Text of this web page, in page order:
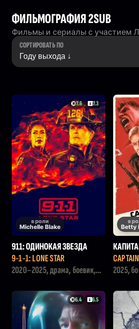
ФИЛЬМОГРАФИЯ 2SUB
Фильмы и сериалы с участием
СОРТИРОВАТЬ ПО
7.6 7.3
в роли
Michelle Blake
911: ОДИНОКАЯ ЗВЕЗДА
9-1-1: LONE STAR
2020–2025, драма, боевик,
в
Betty
МИР
WORLD
2025,
6.4 6.5